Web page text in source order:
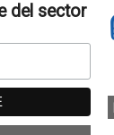
del sector